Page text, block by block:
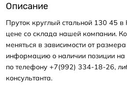
Описание
Пруток круглый стальной 130 45 в
цене со склада нашей компании.
меняться в зависимости от
информацию о наличии позиции на
по телефону +7(992) 334-18-26,
консультанта.